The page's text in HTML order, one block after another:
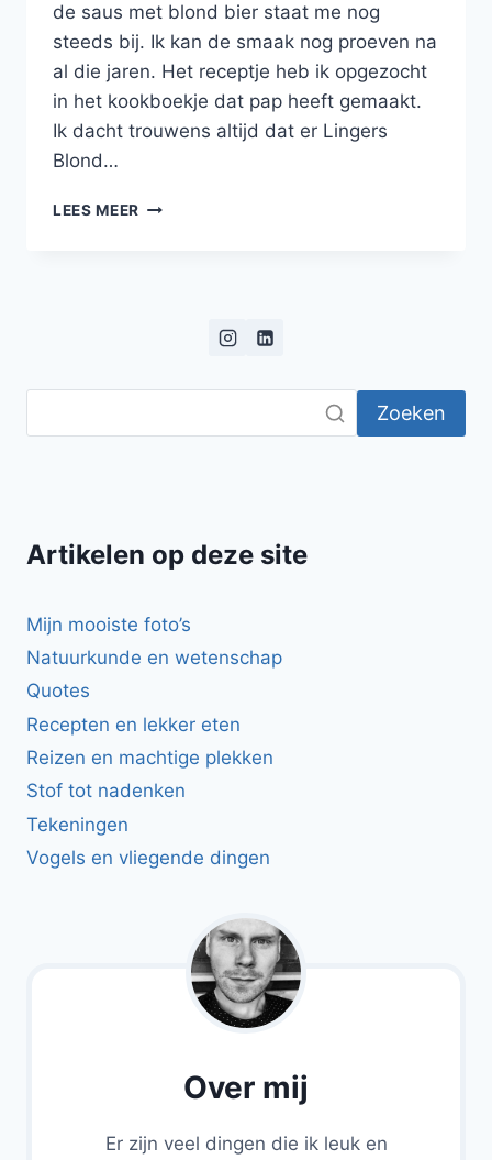
de saus met blond bier staat me nog
steeds bij. Ik kan de smaak nog proeven na
al die jaren. Het receptje heb ik opgezocht
in het kookboekje dat pap heeft gemaakt.
Ik dacht trouwens altijd dat er Lingers
Blond…
LEES MEER VARKENSHAASJE
Zoeken
Artikelen op deze site
Mijn mooiste foto’s
Natuurkunde en wetenschap
Quotes
Recepten en lekker eten
Reizen en machtige plekken
Stof tot nadenken
Tekeningen
Vogels en vliegende dingen
Over mij
Er zijn veel dingen die ik leuk en